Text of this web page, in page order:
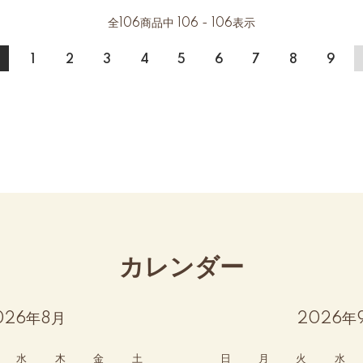
全 106商品中 106 - 106表示
2 3 4 5 6 7 8 9
カレンダー
年8月
水 木 金 土
2026年
日 月 火 水